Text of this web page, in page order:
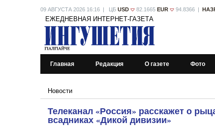
09 АВГУСТА 2026 16:16 | ЦБ USD 82.1665 EUR 94.8366 |
ЕЖЕДНЕВНАЯ ИНТЕРНЕТ-ГАЗЕТА
Главная Редакция О газете Фото
Новости
Телеканал «Россия» расскажет о
всадниках «Дикой дивизии»